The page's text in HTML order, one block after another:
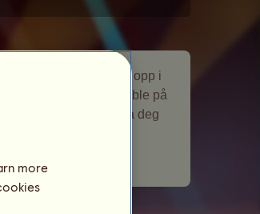
hest som dukket opp i
begivenheten. Den ble på
din en kort stund og ga deg
spillere:
more